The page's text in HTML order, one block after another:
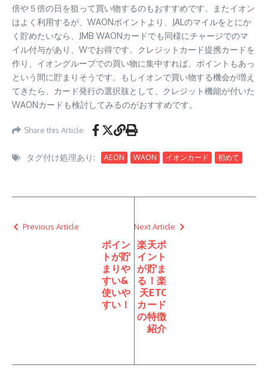
倍や５倍の日を狙って買い物するのもおすすめです。またイオン
はよく利用するが、WAONポイントより、JALのマイルをとにか
く貯めたいなら、JMB WAONカードでも同様にチャージでのマ
イル付与があり、Wでお得です。クレジットカード提携カードを
作り、イオングループでの買い物に集中すれば、ポイントもあっ
という間に貯まりそうです。もしイオンで買い物する機会が増え
てきたら、カード発行の選択肢として、クレジット機能が付いた
WAONカードも検討してみるのがおすすめです。
Share this Article
タグ付け処理あり: AEON WAON イオンカード 初めて
Previous Article
ポイン
トが貯
まりや
すい&
使いや
すい！
Next Article
楽天ポ
イント
が貯ま
る！楽
天ETC
カード
の特徴
紹介